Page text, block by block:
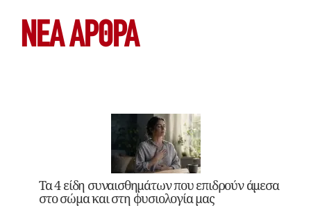
ΝΕΑ ΆΡΘΡΑ
Τα 4 είδη συναισθημάτων που επιδρούν άμεσα
στο σώμα και στη φυσιολογία μας